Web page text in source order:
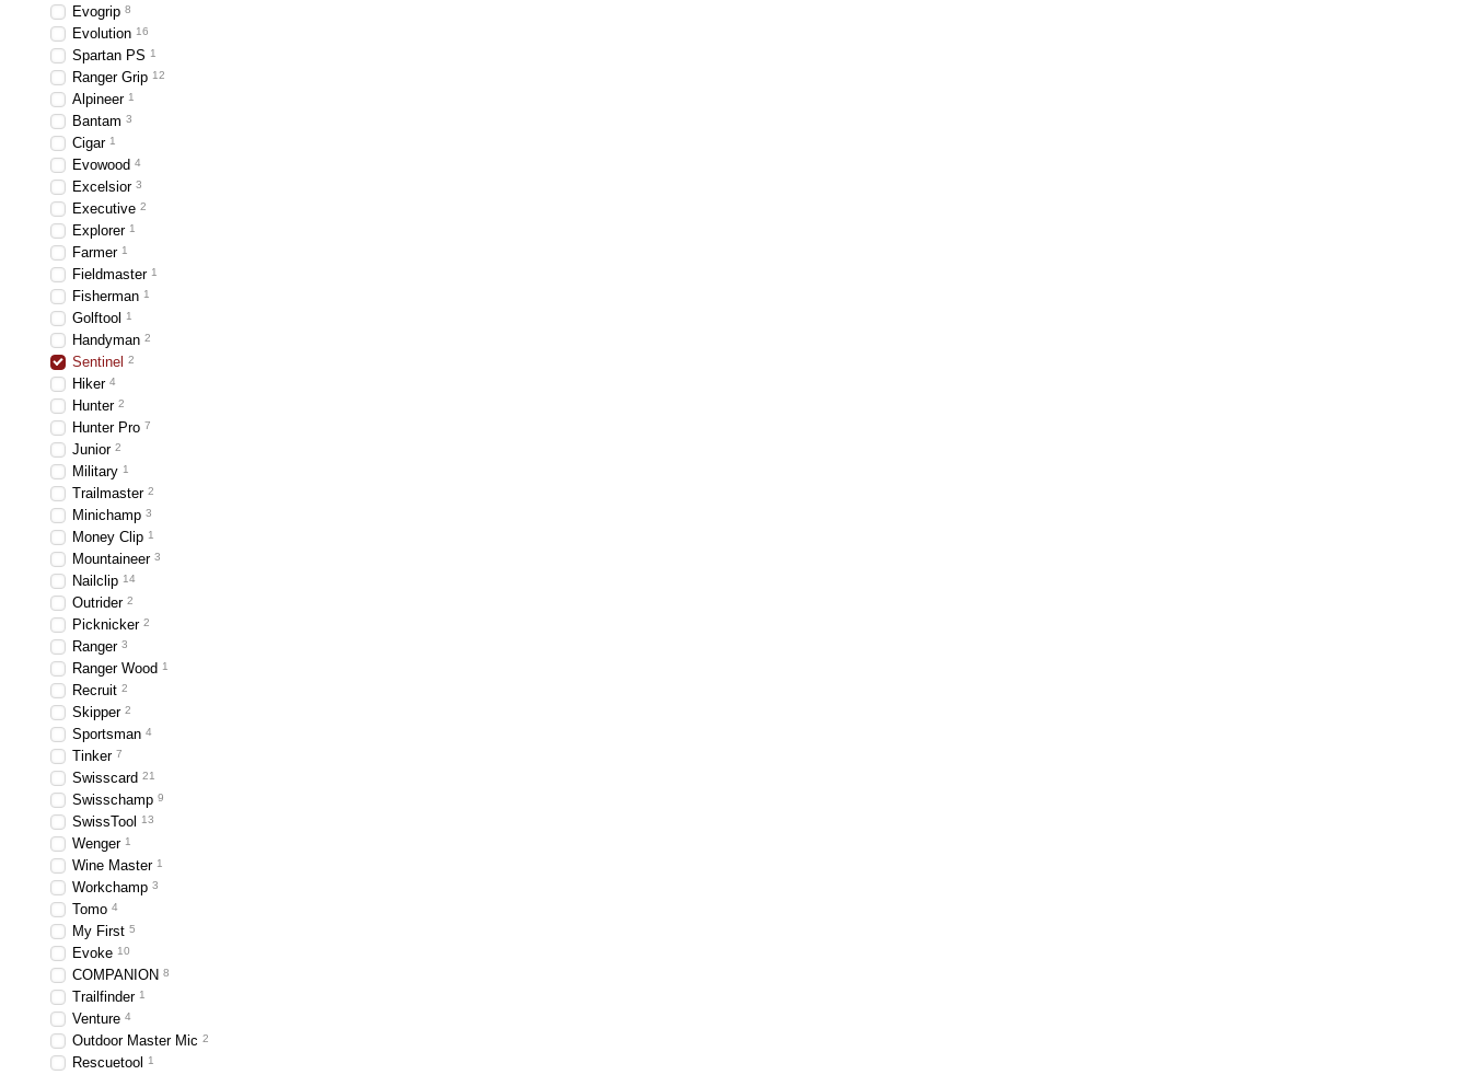
Evogrip 8
Evolution 16
Spartan PS 1
Ranger Grip 12
Alpineer 1
Bantam 3
Cigar 1
Evowood 4
Excelsior 3
Executive 2
Explorer 1
Farmer 1
Fieldmaster 1
Fisherman 1
Golftool 1
Handyman 2
Sentinel 2
Hiker 4
Hunter 2
Hunter Pro 7
Junior 2
Military 1
Trailmaster 2
Minichamp 3
Money Clip 1
Mountaineer 3
Nailclip 14
Outrider 2
Picknicker 2
Ranger 3
Ranger Wood 1
Recruit 2
Skipper 2
Sportsman 4
Tinker 7
Swisscard 21
Swisschamp 9
SwissTool 13
Wenger 1
Wine Master 1
Workchamp 3
Tomo 4
My First 5
Evoke 10
COMPANION 8
Trailfinder 1
Venture 4
Outdoor Master Mic 2
Rescuetool 1